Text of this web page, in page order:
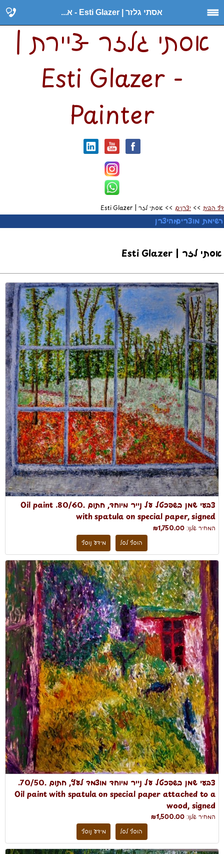
אסתי גלזר | Esti Glazer - א...
אסתי גלזר - ציירת |
Esti Glazer -
Painter
דף הבית>> יצרנים >> אסתי גלזר | Esti Glazer
רשימת מוצרים מהיצרן
אסתי גלזר | Esti Glazer
צבעי שמן בשפכטל על נייר מיוחד, חתום .80/60. Oil paint
with spatula on special paper, signed
המחיר שלנו: ₪1,750.00
הוסף לסל
מידע נוסף
צבעי שמן בשפכטל על נייר מיוחד מוצמד לעץ, חתום .70/50.
Oil paint with spatula on special paper attached to a
wood, signed
המחיר שלנו: ₪1,500.00
הוסף לסל
מידע נוסף